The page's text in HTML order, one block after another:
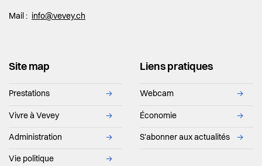
Mail : info@vevey.ch
Site map
Prestations →
Vivre à Vevey →
Administration →
Vie politique →
Liens pratiques
Webcam →
Économie →
S'abonner aux actualités →